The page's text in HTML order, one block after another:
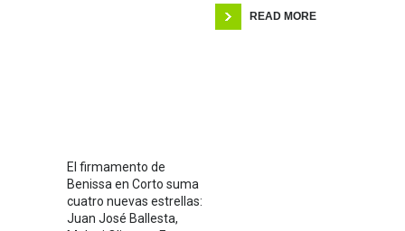
READ MORE
El firmamento de
Benissa en Corto suma
cuatro nuevas estrellas:
Juan José Ballesta,